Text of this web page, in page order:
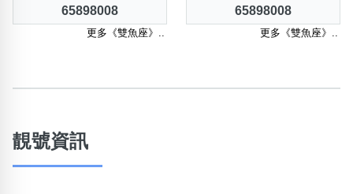
65898008
更多《雙魚座》..
65898008
更多《雙魚座》..
靚號資訊